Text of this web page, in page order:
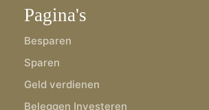
Pagina's
Besparen
Sparen
Geld verdienen
Beleggen Investeren